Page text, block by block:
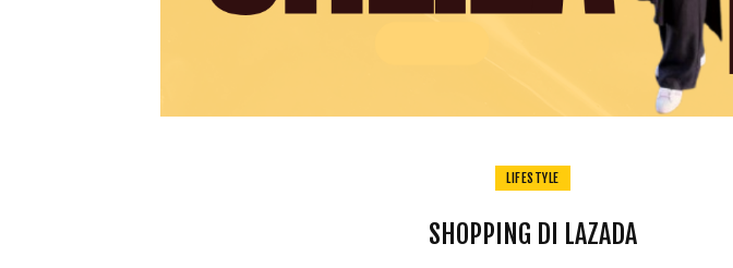
LIFESTYLE
SHOPPING DI LAZADA